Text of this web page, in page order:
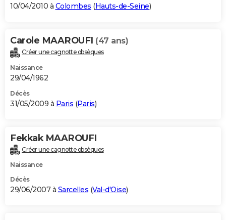
10/04/2010 à Colombes (Hauts-de-Seine)
Carole MAAROUFI (47 ans)
Créer une cagnotte obsèques
Naissance
29/04/1962
Décès
31/05/2009 à Paris (Paris)
Fekkak MAAROUFI
Créer une cagnotte obsèques
Naissance
Décès
29/06/2007 à Sarcelles (Val-d'Oise)